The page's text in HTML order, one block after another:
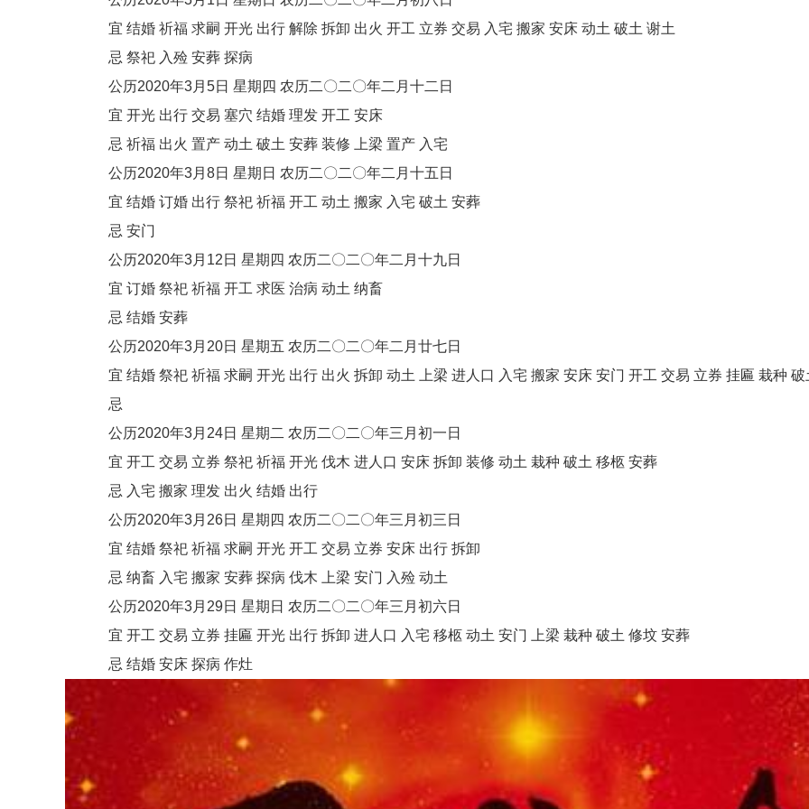
宜 结婚 祈福 求嗣 开光 出行 解除 拆卸 出火 开工 立券 交易 入宅 搬家 安床 动土 破土 谢土
忌 祭祀 入殓 安葬 探病
公历2020年3月5日 星期四 农历二〇二〇年二月十二日
宜 开光 出行 交易 塞穴 结婚 理发 开工 安床
忌 祈福 出火 置产 动土 破土 安葬 装修 上梁 置产 入宅
公历2020年3月8日 星期日 农历二〇二〇年二月十五日
宜 结婚 订婚 出行 祭祀 祈福 开工 动土 搬家 入宅 破土 安葬
忌 安门
公历2020年3月12日 星期四 农历二〇二〇年二月十九日
宜 订婚 祭祀 祈福 开工 求医 治病 动土 纳畜
忌 结婚 安葬
公历2020年3月20日 星期五 农历二〇二〇年二月廿七日
宜 结婚 祭祀 祈福 求嗣 开光 出行 出火 拆卸 动土 上梁 进人口 入宅 搬家 安床 安门 开工 交易 立券 挂匾 栽种 破
忌
公历2020年3月24日 星期二 农历二〇二〇年三月初一日
宜 开工 交易 立券 祭祀 祈福 开光 伐木 进人口 安床 拆卸 装修 动土 栽种 破土 移柩 安葬
忌 入宅 搬家 理发 出火 结婚 出行
公历2020年3月26日 星期四 农历二〇二〇年三月初三日
宜 结婚 祭祀 祈福 求嗣 开光 开工 交易 立券 安床 出行 拆卸
忌 纳畜 入宅 搬家 安葬 探病 伐木 上梁 安门 入殓 动土
公历2020年3月29日 星期日 农历二〇二〇年三月初六日
宜 开工 交易 立券 挂匾 开光 出行 拆卸 进人口 入宅 移柩 动土 安门 上梁 栽种 破土 修坟 安葬
忌 结婚 安床 探病 作灶